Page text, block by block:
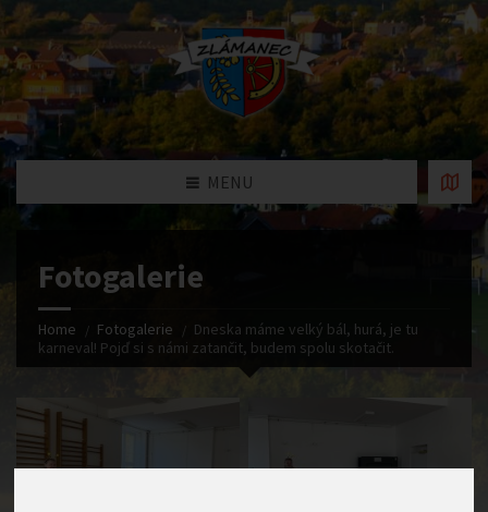
MENU
Fotogalerie
Home Fotogalerie
Dneska máme velký bál, hurá, je tu
karneval! Pojď si s námi zatančit, budem spolu skotačit.